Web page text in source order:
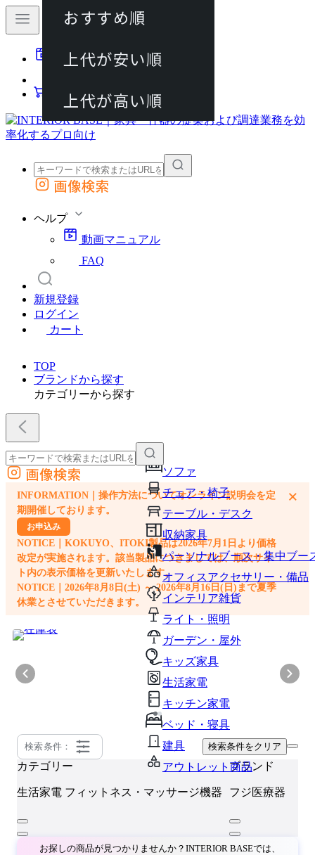
動画マニュアル
カート
外部サイトの商品をカートに追加
画像検索
ヘルプ
動画マニュアル
FAQ
新規登録
ログイン
カート
TOP
ブランドから探す
カテゴリーから探す
ソファ
チェア・椅子
テーブル・デスク
収納家具
パーソナルブース・集中ブー
オフィスアクセサリー・備品
インテリア雑貨
ライト・照明
ガーデン・屋外
キッズ家具
生活家電
キッチン家電
ベッド・寝具
建具
アウトレット商品
外部サイトの商品をカートに追加
他のサイトで見つけた商品ページのURLを貼り付けて、カートに追加できます
画像検索
INFORMATION｜操作方法についてオンライン説明会を定
期開催しております。
お申込み
NOTICE｜KOKUYO、ITOKI製品は2026年7月1日より価格
改定が実施されます。該当製品につきましては、順次サイ
ト内の表示価格を更新いたします。
NOTICE｜2026年8月8日(土) ～ 2026年8月16日(日)まで夏季
休業とさせていただきます。
×
検索条件： 検索条件をクリア
カテゴリー
生活家電 フィットネス・マッサージ機器
ブランド
フジ医療器
お探しの商品が見つかりませんか？INTERIOR BASEでは、
おすすめ順
上代が安い順
上代が高い順